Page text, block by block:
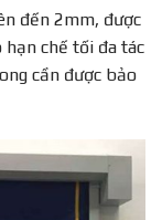
đến 2mm, được
chế tối đa tác
cần được bảo